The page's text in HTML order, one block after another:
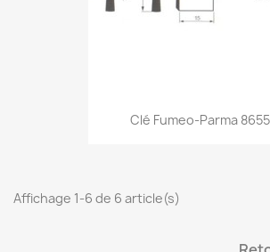
Clé Fumeo-Parma 8655
Affichage 1-6 de 6 article(s)